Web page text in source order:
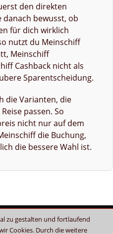
zu gestalten und fortlaufend
Cookies. Durch die weitere
den direkten
bewusst, ob
für dich wirklich
nutzt du Meinschiff
Meinschiff
Cashback nicht als
Sparentscheidung.
die Varianten, die
passen. So
nicht nur auf dem
die Buchung,
die bessere Wahl ist.